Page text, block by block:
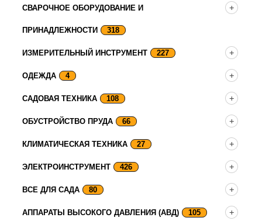
СВАРОЧНОЕ ОБОРУДОВАНИЕ И
ПРИНАДЛЕЖНОСТИ 318
ИЗМЕРИТЕЛЬНЫЙ ИНСТРУМЕНТ 227
ОДЕЖДА 4
САДОВАЯ ТЕХНИКА 108
ОБУСТРОЙСТВО ПРУДА 66
КЛИМАТИЧЕСКАЯ ТЕХНИКА 27
ЭЛЕКТРОИНСТРУМЕНТ 426
ВСЕ ДЛЯ САДА 80
АППАРАТЫ ВЫСОКОГО ДАВЛЕНИЯ (АВД) 105